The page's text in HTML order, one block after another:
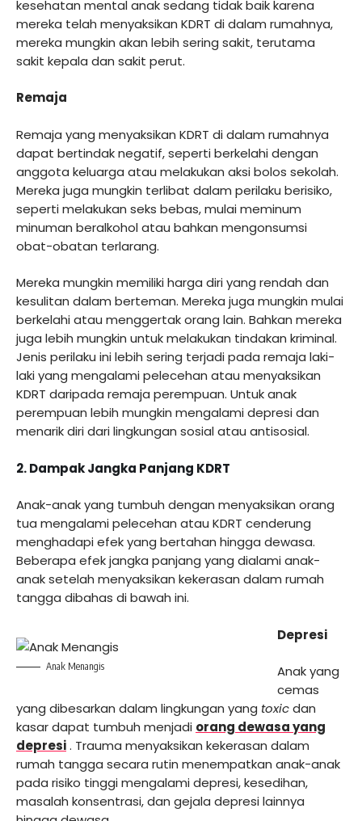
kesehatan mental anak sedang tidak baik karena
mereka telah menyaksikan KDRT di dalam rumahnya,
mereka mungkin akan lebih sering sakit, terutama
sakit kepala dan sakit perut.
Remaja
Remaja yang menyaksikan KDRT di dalam rumahnya
dapat bertindak negatif, seperti berkelahi dengan
anggota keluarga atau melakukan aksi bolos sekolah.
Mereka juga mungkin terlibat dalam perilaku berisiko,
seperti melakukan seks bebas, mulai meminum
minuman beralkohol atau bahkan mengonsumsi
obat-obatan terlarang.
Mereka mungkin memiliki harga diri yang rendah dan
kesulitan dalam berteman. Mereka juga mungkin mulai
berkelahi atau menggertak orang lain. Bahkan mereka
juga lebih mungkin untuk melakukan tindakan kriminal.
Jenis perilaku ini lebih sering terjadi pada remaja laki-
laki yang mengalami pelecehan atau menyaksikan
KDRT daripada remaja perempuan. Untuk anak
perempuan lebih mungkin mengalami depresi dan
menarik diri dari lingkungan sosial atau antisosial.
2. Dampak Jangka Panjang KDRT
Anak-anak yang tumbuh dengan menyaksikan orang
tua mengalami pelecehan atau KDRT cenderung
menghadapi efek yang bertahan hingga dewasa.
Beberapa efek jangka panjang yang dialami anak-
anak setelah menyaksikan kekerasan dalam rumah
tangga dibahas di bawah ini.
Anak Menangis
Depresi
Anak yang
cemas
yang dibesarkan dalam lingkungan yang toxicdan
kasar dapat tumbuh menjadi orang dewasa yang
depresi. Trauma menyaksikan kekerasan dalam
rumah tangga secara rutin menempatkan anak-anak
pada risiko tinggi mengalami depresi, kesedihan,
masalah konsentrasi, dan gejala depresi lainnya